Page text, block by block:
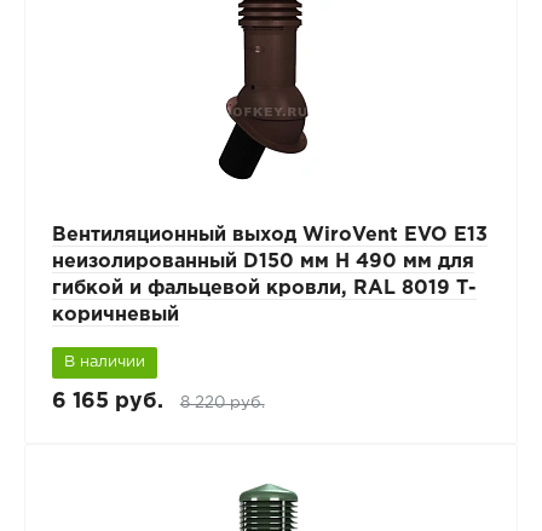
Вентиляционный выход WiroVent EVO E13
неизолированный D150 мм Н 490 мм для
гибкой и фальцевой кровли, RAL 8019 Т-
коричневый
В наличии
6 165 руб. 8 220 руб.